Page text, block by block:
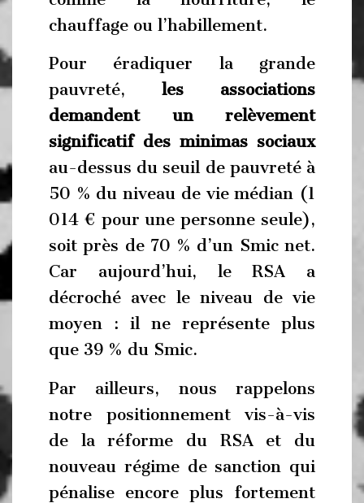
chauffage ou l’habillement.
Pour éradiquer la grande
pauvreté, les associations
demandent un relèvement
significatif des minimas sociaux
au-dessus du seuil de pauvreté à
50 % du niveau de vie médian (1
014 € pour une personne seule),
soit près de 70 % d’un Smic net.
Car aujourd’hui, le RSA a
décroché avec le niveau de vie
moyen : il ne représente plus
que 39 % du Smic.
Par ailleurs, nous rappelons
notre positionnement vis-à-vis
de la réforme du RSA et du
nouveau régime de sanction qui
pénalise encore plus fortement